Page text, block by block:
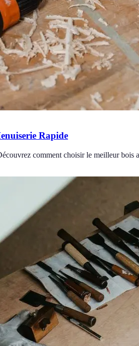
Rapide
comment choisir le meilleur bois